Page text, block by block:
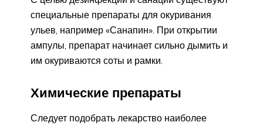
специальные препараты для окуривания
ульев, например «Санапин». При открытии
ампулы, препарат начинает сильно дымить и
им окуриваются соты и рамки.
Химические препараты
Следует подобрать лекарство наиболее